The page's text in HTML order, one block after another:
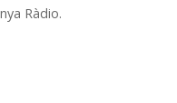
Ràdio.